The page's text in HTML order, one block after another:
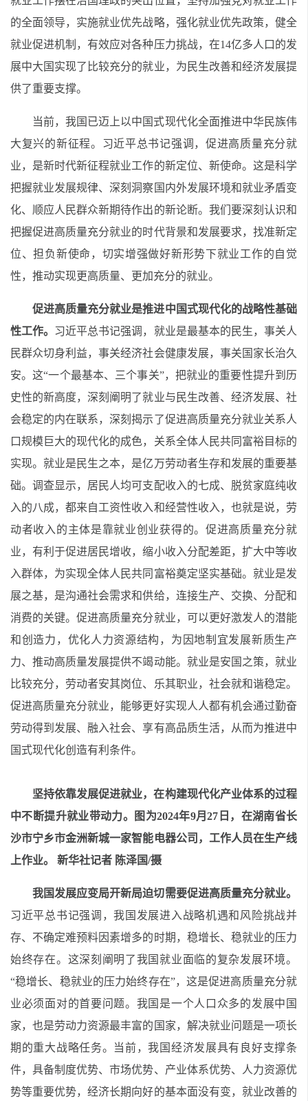
的全面领导，实施就业优先战略，强化就业优先政策，健全
就业促进机制，有效应对各种压力挑战，在14亿多人口的发
展中大国实现了比较充分的就业，为民生改善和经济发展提
供了重要支撑。
当前，我国已迈上以中国式现代化全面推进中华民族伟
大复兴的新征程。习近平总书记强调，促进高质量充分就
业，是新时代新征程就业工作的新定位、新使命。这是科学
把握就业发展规律、深刻洞察国内外发展环境和就业矛盾变
化、顺应人民群众新期待作出的新论断。我们要深刻认识和
把握促进高质量充分就业的时代背景和发展要求，找准新定
位、担负新使命，切实增强做好新形势下就业工作的自觉
性，推动实现更高质量、更加充分的就业。
促进高质量充分就业是推进中国式现代化的战略性基础
性工作。 习近平总书记强调，就业是最基本的民生，事关人
民群众切身利益，事关经济社会健康发展，事关国家长治久
安。这“一个最基本、三个事关”，把就业的重要性提升到历
史性的新高度，深刻阐明了就业与民生改善、经济发展、社
会稳定的内在联系，深刻揭示了促进高质量充分就业关系人
口规模巨大的现代化的成色，关系全体人民共同富裕目标的
实现。就业是民生之本，是亿万劳动者生存和发展的重要基
础。调查显示，居民人均可支配收入的七成、脱贫家庭纯收
入的八成，都来自工资性收入和经营性收入，也就是说，劳
动者收入的主体是靠就业创业获得的。促进高质量充分就
业，有利于促进居民增收，缩小收入分配差距，扩大中等收
入群体，为实现全体人民共同富裕奠定坚实基础。就业是发
展之基，是沟通社会需求和供给，连接生产、交换、分配和
消费的关键。促进高质量充分就业，可以更好激发人的潜能
和创造力，优化人力资源结构，为因地制宜发展新质生产
力、推动高质量发展提供不竭动能。就业是安国之策，就业
比较充分，劳动者安其岗位、乐其职业，社会就和谐稳定。
促进高质量充分就业，能够更好实现人人都有机会通过勤奋
劳动得到发展、融入社会、享有高品质生活，从而为推进中
国式现代化创造有利条件。
坚持依靠发展促进就业，在构建现代化产业体系的过程
中不断提升就业带动力。图为2024年9月27日，在湖南省长
沙市宁乡市金洲新城一家智能电器公司，工作人员在生产线
上作业。 新华社记者 陈泽国/摄
我国发展应变局开新局迫切需要促进高质量充分就业。
习近平总书记强调，我国发展进入战略机遇和风险挑战并
存、不确定难预料因素增多的时期，稳增长、稳就业的压力
始终存在。这深刻阐明了我国就业面临的复杂发展环境。
“稳增长、稳就业的压力始终存在”，这是促进高质量充分就
业必须面对的首要问题。我国是一个人口众多的发展中国
家，也是劳动力资源最丰富的国家，解决就业问题是一项长
期的重大战略任务。当前，我国经济发展具有良好支撑条
件，具备制度优势、市场优势、产业体系优势、人力资源优
势等重要优势，经济长期向好的基本面没有变，就业改善的